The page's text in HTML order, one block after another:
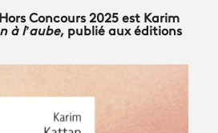
Concours 2025 est Karim
à l’aube, publié aux éditions